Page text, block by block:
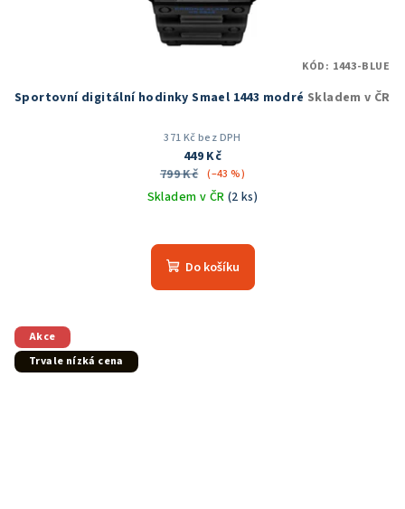
Sportovní digitální hodinky Smael 1443 modré Skladem v ČR
371 Kč bez DPH
449 Kč
799 Kč (–43 %)
Skladem v ČR (2 ks)
hodnocení
produktu
Do košíku
KÓD: 1443-BLUE
Akce
Trvale nízká cena